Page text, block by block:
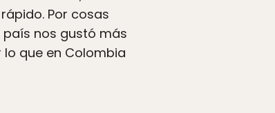
Por cosas
nos gustó más
lo que en Colombia